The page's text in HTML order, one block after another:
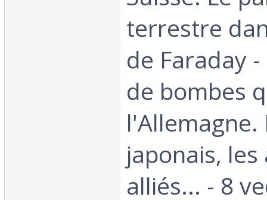
terrestre
de Faraday
de bombes
l'Allemagne.
japonais, les
alliés... - 8